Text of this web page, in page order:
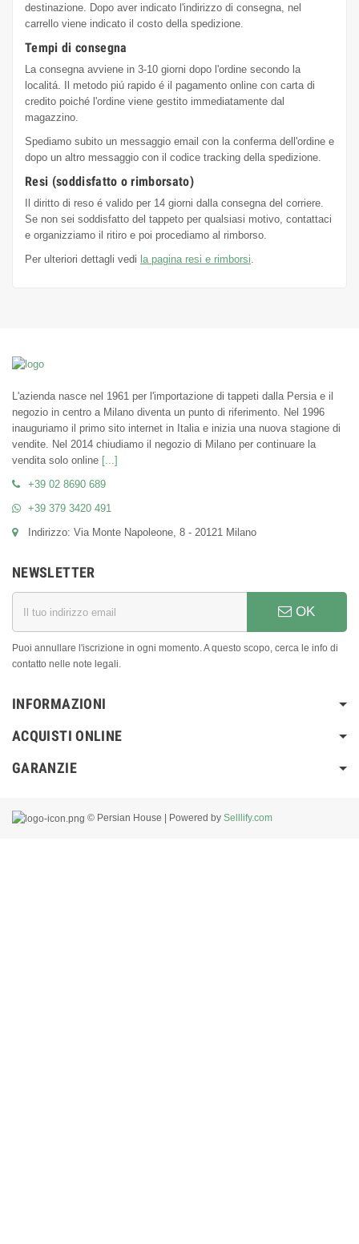
destinazione. Dopo aver indicato l'indirizzo di consegna, nel
carrello viene indicato il costo della spedizione.
Tempi di consegna
La consegna avviene in 3-10 giorni dopo l'ordine secondo la
localitá. Il metodo piú rapido é il pagamento online con carta di
credito poiché l'ordine viene gestito immediatamente dal
magazzino.
Spediamo subito un messaggio email con la conferma dell'ordine e
dopo un altro messaggio con il codice tracking della spedizione.
Resi (soddisfatto o rimborsato)
Il diritto di reso é valido per 14 giorni dalla consegna del corriere.
Se non sei soddisfatto del tappeto per qualsiasi motivo, contattaci
e organizziamo il ritiro e poi procediamo al rimborso.
Per ulteriori dettagli vedi la pagina resi e rimborsi
L'azienda nasce nel 1961 per l'importazione di tappeti dalla Persia e il
negozio in centro a Milano diventa un punto di riferimento. Nel 1996
inauguriamo il primo sito internet in Italia e inizia una nuova stagione di
vendite. Nel 2014 chiudiamo il negozio di Milano per continuare la
vendita solo online [...]
+39 02 8690 689
+39 379 3420 491
Indirizzo: Via Monte Napoleone, 8 - 20121 Milano
NEWSLETTER
OK
Puoi annullare l'iscrizione in ogni momento. A questo scopo, cerca le info di
contatto nelle note legali.
INFORMAZIONI
ACQUISTI ONLINE
GARANZIE
© Persian House | Powered by Selllify.com